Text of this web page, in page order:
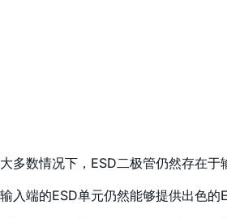
大多数情况下，ESD二极管仍然存在于
输入端的ESD单元仍然能够提供出色的